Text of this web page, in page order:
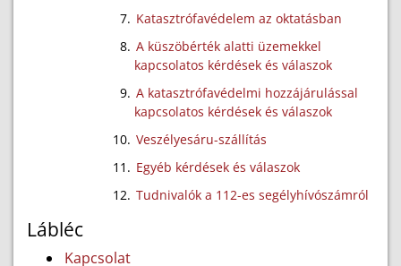
Katasztrófavédelem az oktatásban
A küszöbérték alatti üzemekkel
kapcsolatos kérdések és válaszok
A katasztrófavédelmi hozzájárulással
kapcsolatos kérdések és válaszok
Veszélyesáru-szállítás
Egyéb kérdések és válaszok
Tudnivalók a 112-es segélyhívószámról
Lábléc
Kapcsolat